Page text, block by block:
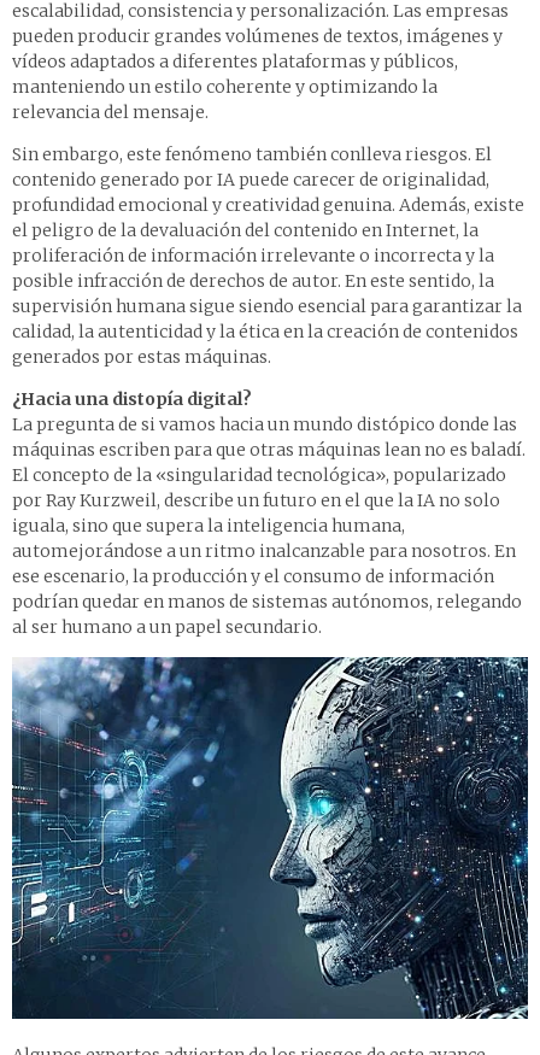
escalabilidad, consistencia y personalización. Las empresas
pueden producir grandes volúmenes de textos, imágenes y
vídeos adaptados a diferentes plataformas y públicos,
manteniendo un estilo coherente y optimizando la
relevancia del mensaje.
Sin embargo, este fenómeno también conlleva riesgos. El
contenido generado por IA puede carecer de originalidad,
profundidad emocional y creatividad genuina. Además, existe
el peligro de la devaluación del contenido en Internet, la
proliferación de información irrelevante o incorrecta y la
posible infracción de derechos de autor. En este sentido, la
supervisión humana sigue siendo esencial para garantizar la
calidad, la autenticidad y la ética en la creación de contenidos
generados por estas máquinas.
¿Hacia una distopía digital?
La pregunta de si vamos hacia un mundo distópico donde las
máquinas escriben para que otras máquinas lean no es baladí.
El concepto de la «singularidad tecnológica», popularizado
por Ray Kurzweil, describe un futuro en el que la IA no solo
iguala, sino que supera la inteligencia humana,
automejorándose a un ritmo inalcanzable para nosotros. En
ese escenario, la producción y el consumo de información
podrían quedar en manos de sistemas autónomos, relegando
al ser humano a un papel secundario.